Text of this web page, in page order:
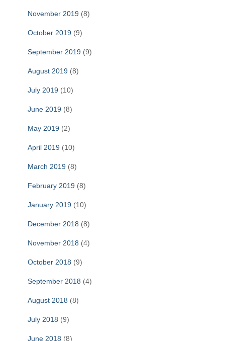
November 2019 (8)
October 2019 (9)
September 2019 (9)
August 2019 (8)
July 2019 (10)
June 2019 (8)
May 2019 (2)
April 2019 (10)
March 2019 (8)
February 2019 (8)
January 2019 (10)
December 2018 (8)
November 2018 (4)
October 2018 (9)
September 2018 (4)
August 2018 (8)
July 2018 (9)
June 2018 (8)